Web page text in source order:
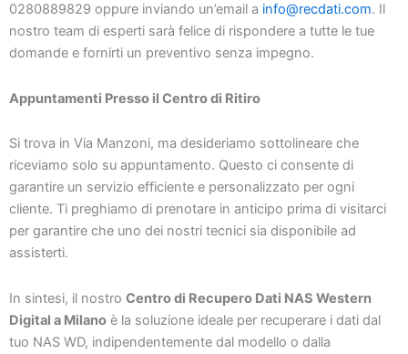
0280889829 oppure inviando un’email a info@recdati.com. Il
nostro team di esperti sarà felice di rispondere a tutte le tue
domande e fornirti un preventivo senza impegno.
Appuntamenti Presso il Centro di Ritiro
Si trova in Via Manzoni, ma desideriamo sottolineare che
riceviamo solo su appuntamento. Questo ci consente di
garantire un servizio efficiente e personalizzato per ogni
cliente. Ti preghiamo di prenotare in anticipo prima di visitarci
per garantire che uno dei nostri tecnici sia disponibile ad
assisterti.
In sintesi, il nostro Centro di Recupero Dati NAS Western
Digital a Milano è la soluzione ideale per recuperare i dati dal
tuo NAS WD, indipendentemente dal modello o dalla